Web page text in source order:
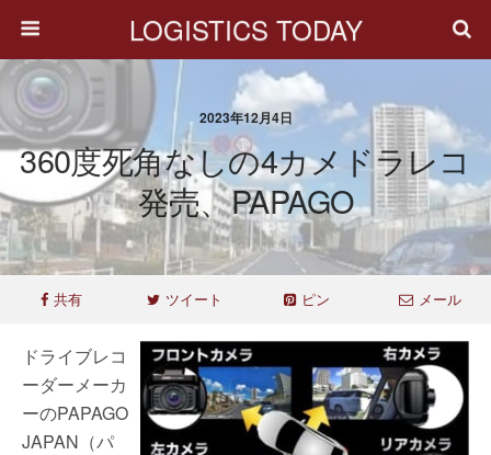
LOGISTICS TODAY
2023年12月4日
360度死角なしの4カメドラレコ
発売、PAPAGO
共有 ツイート ピン メール
ドライブレコ
ーダーメーカ
ーのPAPAGO
JAPAN（パ